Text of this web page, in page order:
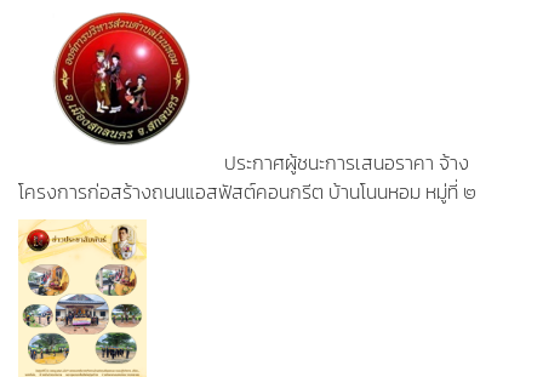
ประกาศผู้ชนะการเสนอราคา จ้าง
โครงการก่อสร้างถนนแอสฟัสต์คอนกรีต บ้านโนนหอม หมู่ที่ ๒